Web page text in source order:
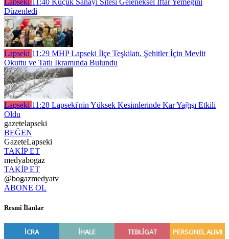
Düzenledi
Lapseki 11:29 MHP Lapseki İlçe Teşkilatı, Şehitler İçin Mevlit
Okuttu ve Tatlı İkramında Bulundu
Lapseki 11:28 Lapseki'nin Yüksek Kesimlerinde Kar Yağışı Etkili
Oldu
gazetelapseki
BEĞEN
GazeteLapseki
TAKİP ET
medyabogaz
TAKİP ET
@bogazmedyatv
ABONE OL
Resmî İlanlar